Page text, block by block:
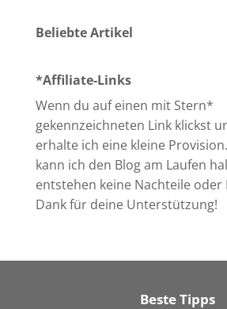
Beliebte Artikel
*Affiliate-Links
Wenn du auf einen mit Stern*
gekennzeichneten Link klickst
erhalte ich eine kleine
kann ich den Blog am Laufen
entstehen keine Nachteile oder
Dank für deine Unterstützung!
Beste Tipps